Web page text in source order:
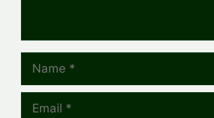
Name
Email